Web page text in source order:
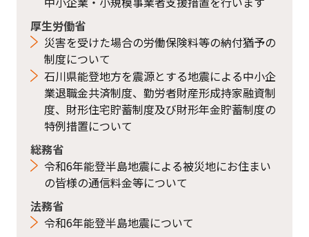
厚生労働省
災害を受けた場合の労働保険料等の納付猶予の
制度について
石川県能登地方を震源とする地震による中小企
業退職金共済制度、勤労者財産形成持家融資制
度、財形住宅貯蓄制度及び財形年金貯蓄制度の
特例措置について
総務省
令和6年能登半島地震による被災地にお住まい
の皆様の通信料金等について
法務省
令和6年能登半島地震について